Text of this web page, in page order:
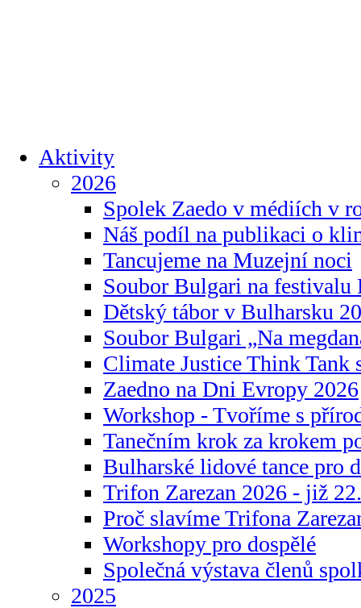
Aktivity
2026
Spolek Zaedo v médiích v
Náš podíl na publikaci o
Tancujeme na Muzejní noci
Soubor Bulgari na festivalu
Dětský tábor v Bulharsku
Soubor Bulgari „Na
Climate Justice Think Tank
Zaedno na Dni Evropy 2026
Workshop - Tvoříme s
Tanečním krok za krokem
Bulharské lidové tance pro
Trifon Zarezan 2026 - již
Proč slavíme Trifona
Workshopy pro dospělé
Společná výstava členů
2025